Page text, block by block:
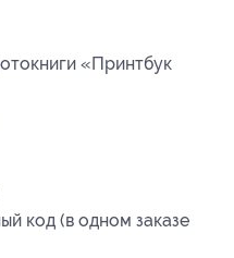
«Принтбук
код (в одном заказе